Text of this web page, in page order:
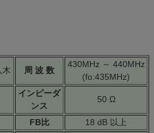
木 周 波 数
430MHz ～ 440MHz
(fo:435MHz)
インピーダ
ンス
50 Ω
FB比
18 dB 以上